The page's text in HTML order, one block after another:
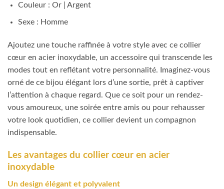
Couleur : Or | Argent
Sexe : Homme
Ajoutez une touche raffinée à votre style avec ce collier
cœur en acier inoxydable, un accessoire qui transcende les
modes tout en reflétant votre personnalité. Imaginez-vous
orné de ce bijou élégant lors d’une sortie, prêt à captiver
l’attention à chaque regard. Que ce soit pour un rendez-
vous amoureux, une soirée entre amis ou pour rehausser
votre look quotidien, ce collier devient un compagnon
indispensable.
Les avantages du collier cœur en acier
inoxydable
Un design élégant et polyvalent